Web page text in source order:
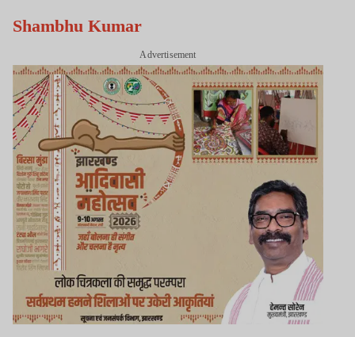
Shambhu Kumar
Advertisement